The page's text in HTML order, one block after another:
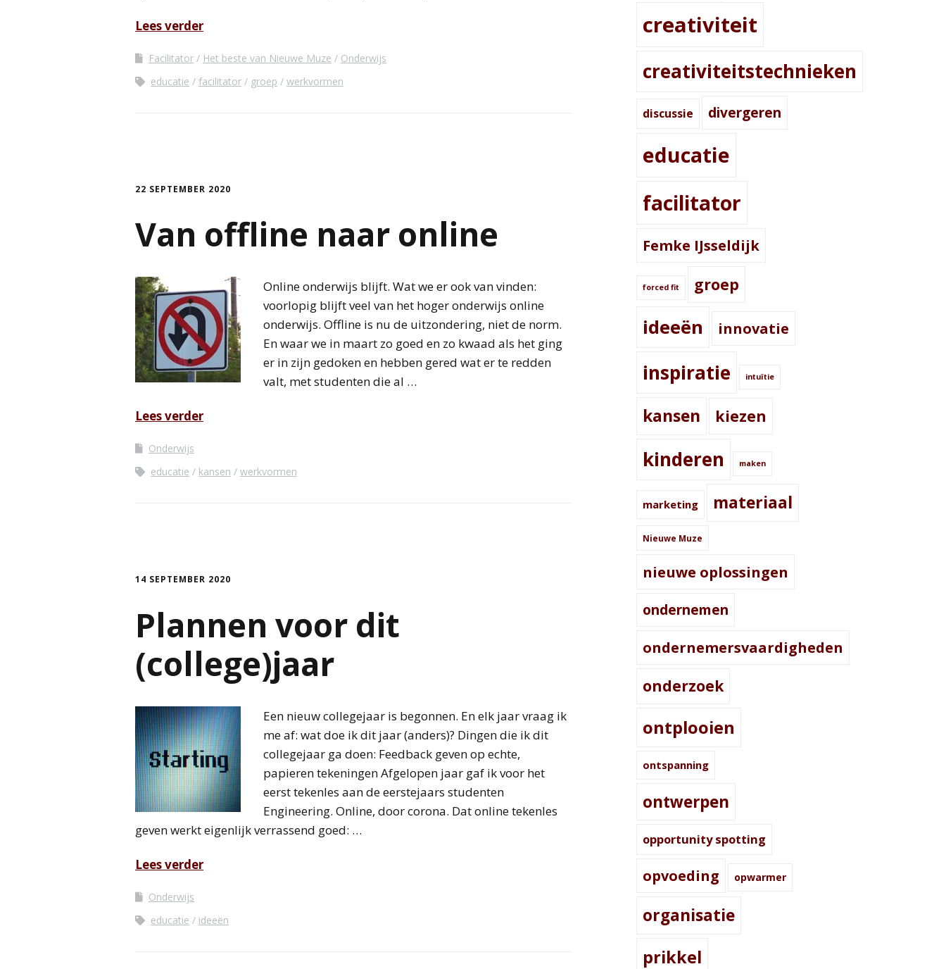
Lees verder
Facilitator Het beste van Nieuwe Muze
Onderwijs
educatie
facilitator groep werkvormen
22 SEPTEMBER 2020
Van offline naar online
Online onderwijs blijft. Wat we er ook van vinden:
voorlopig blijft veel van het hoger onderwijs online
onderwijs. Offline is nu de uitzondering, niet de norm.
En waar we in maart zo goed en zo kwaad als het ging
er in zijn gedoken en hebben gered wat er te redden
valt, met studenten die al …
Lees verder
Onderwijs
educatie
kansen werkvormen
14 SEPTEMBER 2020
Plannen voor dit
(college)jaar
Een nieuw collegejaar is begonnen. En elk jaar vraag ik
me af: wat doe ik dit jaar (anders)? Dingen die ik dit
collegejaar ga doen: Feedback geven op echte,
papieren tekeningen Afgelopen jaar gaf ik voor het
eerst tekenles aan de eerstejaars studenten
Engineering. Online, door corona. Dat online tekenles
geven werkt eigenlijk verrassend goed: …
Lees verder
Onderwijs
educatie
ideeën
creativiteit
creativiteitstechnieken
discussie divergeren
educatie
facilitator
Femke IJsseldijk
forced fit groep
ideeën innovatie
inspiratie intuïtie
kansen kiezen
kinderen maken
marketing materiaal
Nieuwe Muze
nieuwe oplossingen
ondernemen
ondernemersvaardigheden
onderzoek
ontplooien
ontspanning
ontwerpen
opportunity spotting
opvoeding opwarmer
organisatie
prikkel